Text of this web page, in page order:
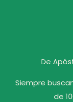
De
Siempre
de